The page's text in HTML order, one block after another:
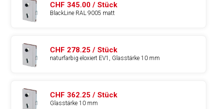
CHF 345.00 / Stück
BlackLine RAL 9005 matt
CHF 278.25 / Stück
naturfarbig eloxiert EV1, Glasstärke 10 mm
CHF 362.25 / Stück
Glasstärke 10 mm